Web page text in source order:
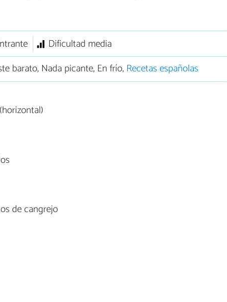
Dificultad media
barato, Nada picante, En frío,Recetas españolas
de cangrejo